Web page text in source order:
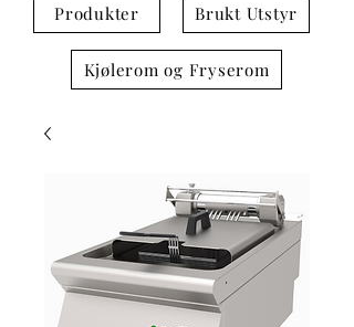
Produkter Brukt Utstyr
Kjølerom og Fryserom